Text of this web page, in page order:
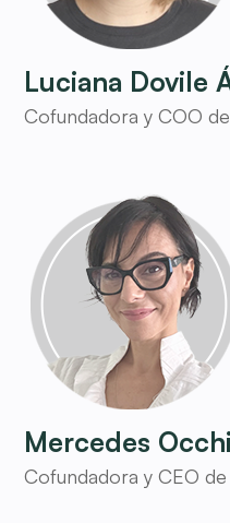
Luciana Dovile
Cofundadora y COO
Mercedes Occhi
Cofundadora y CEO de